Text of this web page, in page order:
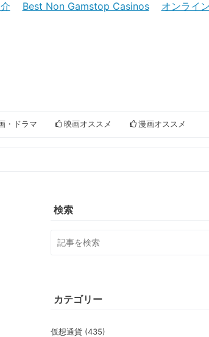
Best Non Gamstop Casinos オンライ
・ドラマ 映画オススメ 漫画オススメ
検索
カテゴリー
仮想通貨 (435)